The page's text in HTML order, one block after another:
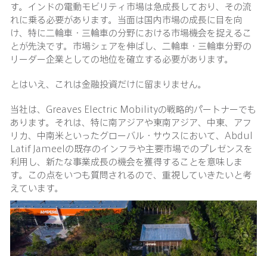
す。インドの電動モビリティ市場は急成長しており、その流
れに乗る必要があります。当面は国内市場の成長に目を向
け、特に二輪車・三輪車の分野における市場機会を捉えるこ
とが先決です。市場シェアを伸ばし、二輪車・三輪車分野の
リーダー企業としての地位を確立する必要があります。
とはいえ、これは金融投資だけに留まりません。
当社は、Greaves Electric Mobilityの戦略的パートナーでも
あります。それは、特に南アジアや東南アジア、中東、アフ
リカ、中南米といったグローバル・サウスにおいて、Abdul
Latif Jameelの既存のインフラや主要市場でのプレゼンスを
利用し、新たな事業成長の機会を獲得することを意味しま
す。この点をいつも質問されるので、重視していきたいと考
えています。